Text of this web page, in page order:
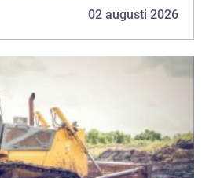
02 augusti 2026